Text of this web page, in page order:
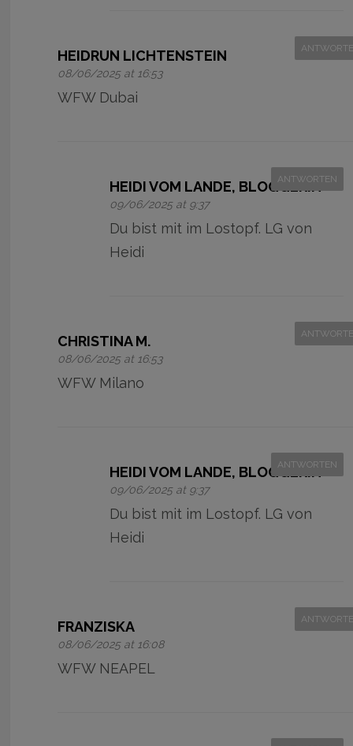
HEIDRUN LICHTENSTEIN
08/06/2025 at 16:53
WFW Dubai
HEIDI VOM LANDE, BLOGGERIN
09/06/2025 at 9:37
ANTWORTEN
Du bist mit im Lostopf. LG von
Heidi
CHRISTINA M.
08/06/2025 at 16:53
WFW Milano
HEIDI VOM LANDE, BLOGGERIN
09/06/2025 at 9:37
ANTWORTEN
Du bist mit im Lostopf. LG von
Heidi
FRANZISKA
08/06/2025 at 16:08
WFW NEAPEL